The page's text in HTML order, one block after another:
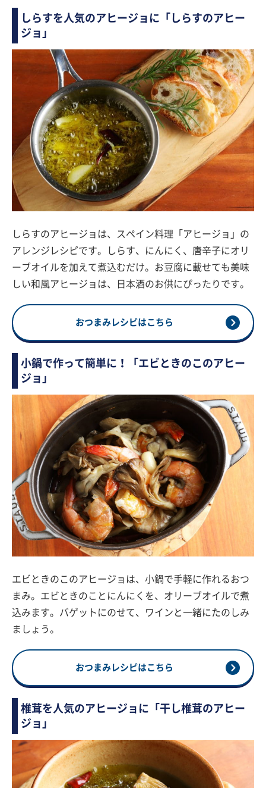
しらすを人気のアヒージョに「しらすのアヒー
ジョ」
しらすのアヒージョは、スペイン料理「アヒージョ」の
アレンジレシピです。しらす、にんにく、唐辛子にオリ
ーブオイルを加えて煮込むだけ。お豆腐に載せても美味
しい和風アヒージョは、日本酒のお供にぴったりです。
おつまみレシピはこちら
小鍋で作って簡単に！「エビときのこのアヒー
ジョ」
エビときのこのアヒージョは、小鍋で手軽に作れるおつ
まみ。エビときのことにんにくを、オリーブオイルで煮
込みます。バゲットにのせて、ワインと一緒にたのしみ
ましょう。
おつまみレシピはこちら
椎茸を人気のアヒージョに「干し椎茸のアヒー
ジョ」